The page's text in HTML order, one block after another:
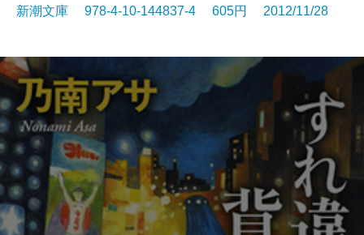
新潮文庫 978-4-10-144837-4 605円 2012/11/28